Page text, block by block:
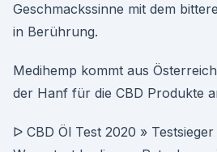
Geschmackssinne mit dem
in Berührung.
Medihemp kommt aus
der Hanf für die CBD Produkte
ᐅ CBD Öl Test 2020 »